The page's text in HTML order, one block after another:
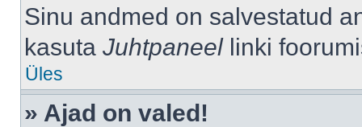
Sinu andmed on salvestatud
kasuta Juhtpaneellinki
Üles
» Ajad on valed!